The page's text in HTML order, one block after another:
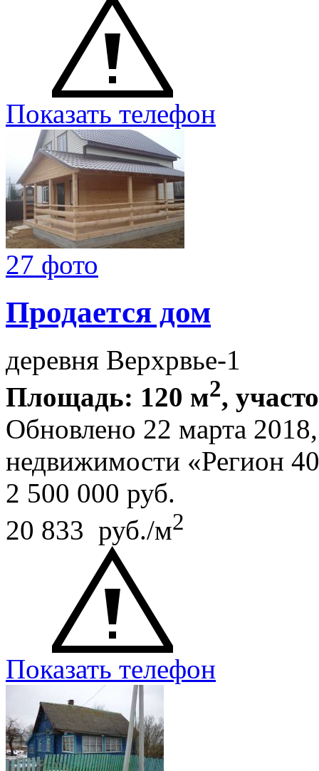
Показать телефон
27 фото
Продается дом
деревня Верхрвье-1
Площадь: 120 м2,
Обновлено 22 марта
недвижимости «Регион
2 500 000 руб.
20 833 руб./м2
Показать телефон